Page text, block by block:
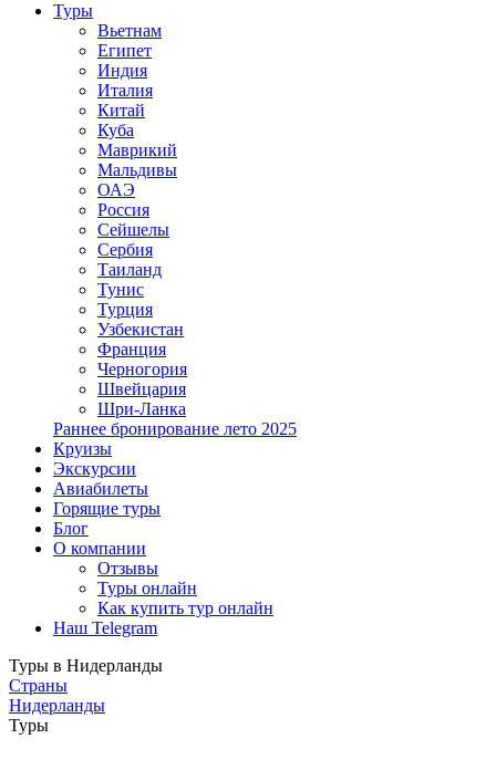
Туры
Вьетнам
Египет
Индия
Италия
Китай
Куба
Маврикий
Мальдивы
ОАЭ
Россия
Сейшелы
Сербия
Таиланд
Тунис
Турция
Узбекистан
Франция
Черногория
Швейцария
Шри-Ланка
Раннее бронирование лето 2025
Круизы
Экскурсии
Авиабилеты
Горящие туры
Блог
О компании
Отзывы
Туры онлайн
Как купить тур онлайн
Наш Telegram
Туры в Нидерланды
Страны
Нидерланды
Туры